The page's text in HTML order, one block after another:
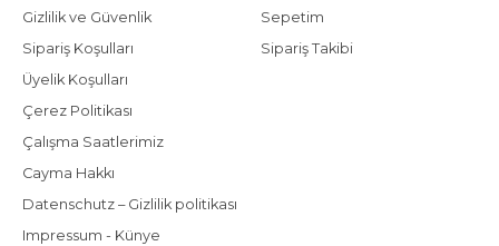
Gizlilik ve Güvenlik
Sipariş Koşulları
Üyelik Koşulları
Çerez Politikası
Çalışma Saatlerimiz
Cayma Hakkı
Datenschutz – Gizlilik politikası
Impressum - Künye
Sepetim
Sipariş Takibi